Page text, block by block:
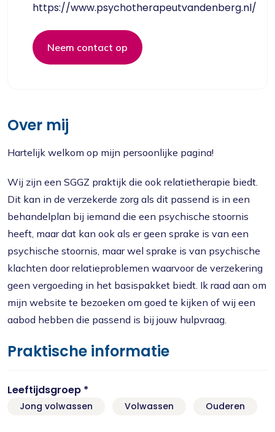
Over mij
Hartelijk welkom op mijn persoonlijke pagina!
Wij zijn een SGGZ praktijk die ook relatietherapie biedt.
Dit kan in de verzekerde zorg als dit passend is in een
behandelplan bij iemand die een psychische stoornis
heeft, maar dat kan ook als er geen sprake is van een
psychische stoornis, maar wel sprake is van psychische
klachten door relatieproblemen waarvoor de verzekering
geen vergoeding in het basispakket biedt. Ik raad aan om
mijn website te bezoeken om goed te kijken of wij een
aabod hebben die passend is bij jouw hulpvraag.
Praktische informatie
Leeftijdsgroep *
Jong volwassen Volwassen Ouderen
https://www.psychotherapeutvandenberg.nl/
Neem contact op